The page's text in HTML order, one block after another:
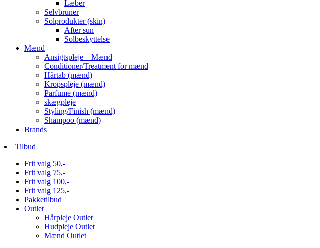
Læber
Selvbruner
Solprodukter (skin)
After sun
Solbeskyttelse
Mænd
Ansigtspleje – Mænd
Conditioner/Treatment for mænd
Hårtab (mænd)
Kropspleje (mænd)
Parfume (mænd)
skægpleje
Styling/Finish (mænd)
Shampoo (mænd)
Brands
Tilbud
Frit valg 50,-
Frit valg 75,-
Frit valg 100,-
Frit valg 125,-
Pakketilbud
Outlet
Hårpleje Outlet
Hudpleje Outlet
Mænd Outlet